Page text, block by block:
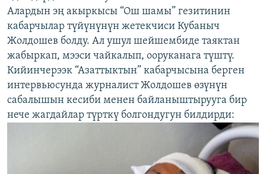
Алардын эң акыркысы “Ош шамы” гезитинин
кабарчылар түйүнүнүн жетекчиси Кубаныч
Жолдошев болду. Ал ушул шейшембиде таяктан
жабыркап, мээси чайкалып, ооруканага түштү.
Кийинчерээк “Азаттыктын” кабарчысына берген
интервьюсунда журналист Жолдошев өзүнүн
сабалышын кесиби менен байланыштырууга бир
нече жагдайлар түрткү болгондугун билдирди: